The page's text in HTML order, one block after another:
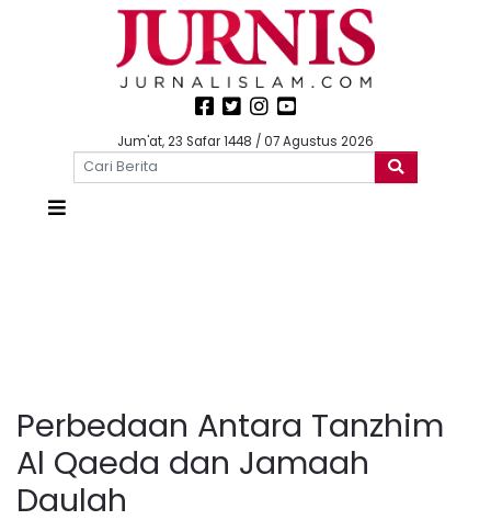
Jum'at, 23 Safar 1448 / 07 Agustus 2026
Perbedaan Antara Tanzhim
Al Qaeda dan Jamaah
Daulah